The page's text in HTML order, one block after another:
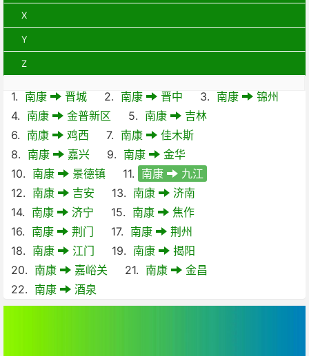
X
Y
Z
1. 南康 晋城 2. 南康 晋中 3. 南康
锦州
4. 南康 金普新区 5. 南康
吉林
6. 南康 鸡西 7. 南康
佳木斯
8. 南康 嘉兴 9. 南康
金华
10. 南康 景德镇 11. 南康
九江
12. 南康 吉安 13. 南康
济南
14. 南康 济宁 15. 南康
焦作
16. 南康 荆门 17. 南康
荆州
18. 南康 江门 19. 南康
揭阳
20. 南康 嘉峪关 21. 南康
金昌
22. 南康 酒泉